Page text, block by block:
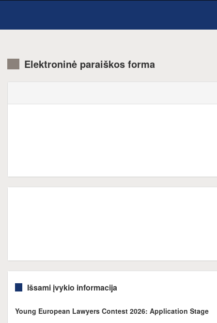
Elektroninė paraiškos forma
Išsami įvykio informacija
Young European Lawyers Contest 2026: Application Stage